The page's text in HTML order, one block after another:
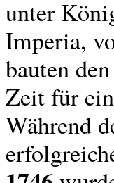
unter
Imperia,
bauten
Zeit für
Während